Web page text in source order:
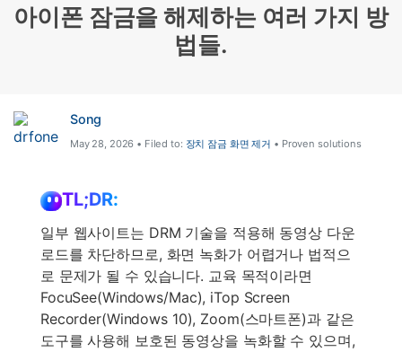
고객 지원
아이폰 잠금을 해제하는 여러 가지 방
법들.
Song
May 28, 2026 • Filed to: 장치 잠금 화면 제거 • Proven solutions
TL;DR:
일부 웹사이트는 DRM 기술을 적용해 동영상 다운
로드를 차단하므로, 화면 녹화가 어렵거나 법적으
로 문제가 될 수 있습니다. 교육 목적이라면
FocuSee(Windows/Mac), iTop Screen
Recorder(Windows 10), Zoom(스마트폰)과 같은
도구를 사용해 보호된 동영상을 녹화할 수 있으며,